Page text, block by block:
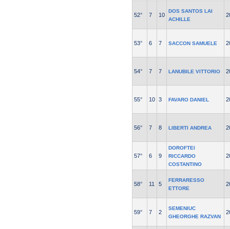
52° 7 10
DOS SANTOS LAI
ACHILLE
53° 6 7 SACCON SAMUELE
54° 7 7 LANUBILE VITTORIO
55° 10 3 FAVARO DANIEL
56° 7 8 LIBERTI ANDREA
57° 6 9
DOROFTEI
RICCARDO
COSTANTINO
58° 11 5
FERRARESSO
ETTORE
59° 7 2
SEMENIUC
GHEORGHE RAZVAN